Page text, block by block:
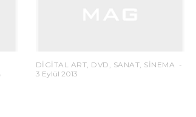
,
DIGITAL ART, DVD , SANAT, SINEMA
3 Eylül 2013